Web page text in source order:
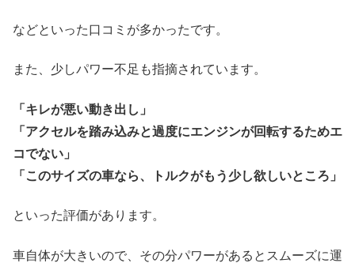
などといった口コミが多かったです。
また、少しパワー不足も指摘されています。
「キレが悪い動き出し」
「アクセルを踏み込みと過度にエンジンが回転するためエ
コでない」
「このサイズの車なら、トルクがもう少し欲しいところ」
といった評価があります。
車自体が大きいので、その分パワーがあるとスムーズに運